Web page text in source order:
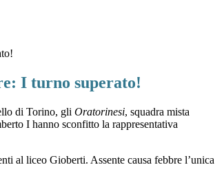
I turno superato!
di Torino, gli Oratorinesi, squadra mista
I hanno sconfitto la rappresentativa
al liceo Gioberti. Assente causa febbre l’unica